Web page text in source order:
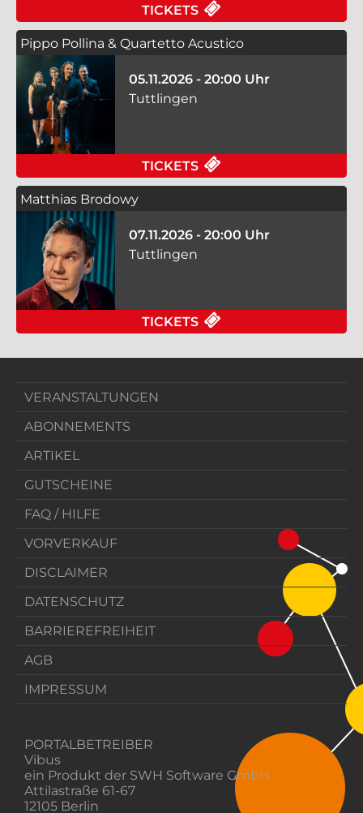
TICKETS
Pippo Pollina & Quartetto Acustico
05.11.2026 - 20:00 Uhr
Tuttlingen
TICKETS
Matthias Brodowy
07.11.2026 - 20:00 Uhr
Tuttlingen
TICKETS
VERANSTALTUNGEN
ABONNEMENTS
ARTIKEL
GUTSCHEINE
FAQ / HILFE
VORVERKAUF
DISCLAIMER
DATENSCHUTZ
BARRIEREFREIHEIT
AGB
IMPRESSUM
PORTALBETREIBER
Vibus
ein Produkt der SWH Software GmbH
Attilastraße 61-67
12105 Berlin